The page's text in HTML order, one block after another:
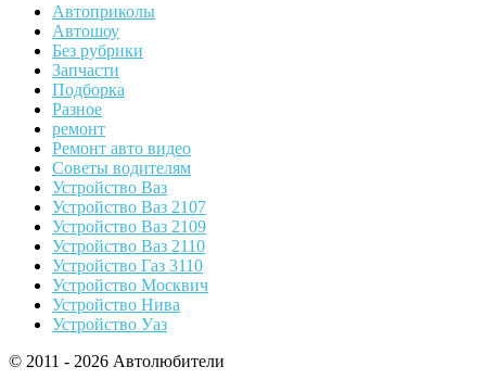
Автоприколы
Автошоу
Без рубрики
Запчасти
Подборка
Разное
ремонт
Ремонт авто видео
Советы водителям
Устройство Ваз
Устройство Ваз 2107
Устройство Ваз 2109
Устройство Ваз 2110
Устройство Газ 3110
Устройство Москвич
Устройство Нива
Устройство Уаз
© 2011 - 2026 Автолюбители